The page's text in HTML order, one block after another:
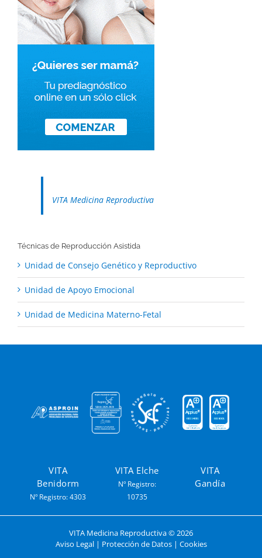
VITA Medicina Reproductiva
Técnicas de Reproducción Asistida
Unidad de Consejo Genético y Reproductivo
Unidad de Apoyo Emocional
Unidad de Medicina Materno-Fetal
VITA
Benidorm
Nº Registro: 4303
VITA Elche
Nº Registro:
10735
VITA
Gandía
VITA Medicina Reproductiva ©2026
Aviso Legal| Protección de Datos| Cookies